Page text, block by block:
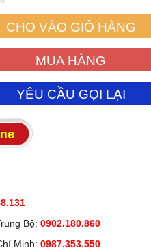
CHO VÀO GIỎ HÀNG
MUA HÀNG
YÊU CẦU GỌI LẠI
Bộ: 0902.180.860
Minh: 0987.353.550